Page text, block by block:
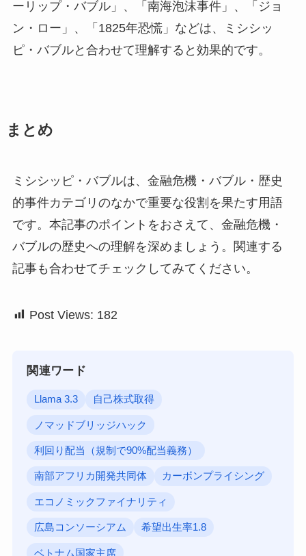
ーリップ・バブル」、「南海泡沫事件」、「ジョ
ン・ロー」、「1825年恐慌」などは、ミシシッ
ピ・バブルと合わせて理解すると効果的です。
まとめ
ミシシッピ・バブルは、金融危機・バブル・歴史
的事件カテゴリのなかで重要な役割を果たす用語
です。本記事のポイントをおさえて、金融危機・
バブルの歴史への理解を深めましょう。関連する
記事も合わせてチェックしてみてください。
Post Views: 182
関連ワード
Llama 3.3 自己株式取得
ノマッドブリッジハック
利回り配当（規制で90%配当義務）
南部アフリカ開発共同体 カーボンプライシング
エコノミックファイナリティ
広島コンソーシアム 希望出生率1.8
ベトナム国家主席